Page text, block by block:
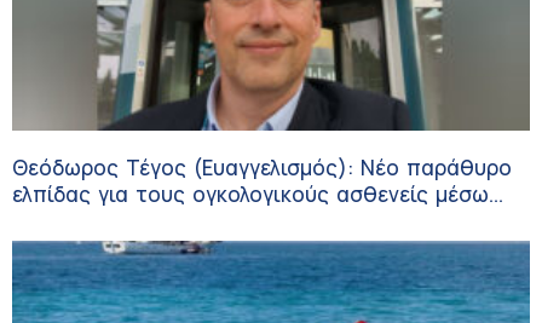
Θεόδωρος Τέγος (Ευαγγελισμός): Νέο παράθυρο
ελπίδας για τους ογκολογικούς ασθενείς μέσω